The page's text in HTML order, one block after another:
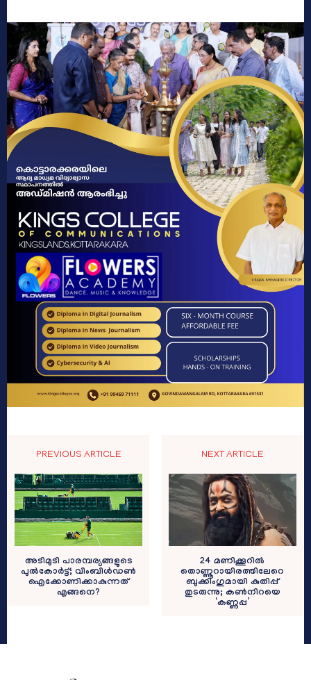
PREVIOUS ARTICLE
അടിമുടി പാരമ്പര്യങ്ങളുടെ
പുല്‍കോർട്ട്; വിംബിള്‍ഡണ്‍
ഐക്കോണിക്കാകുന്നത്
എങ്ങനെ?
NEXT ARTICLE
24 മണിക്കൂറിൽ
തൊണ്ണൂറായിരത്തിലേറെ
ബുക്കിംഗുമായി കുതിപ്പ്
തുടരുന്നു; കൺനിറയെ
‘കണ്ണപ്പ’